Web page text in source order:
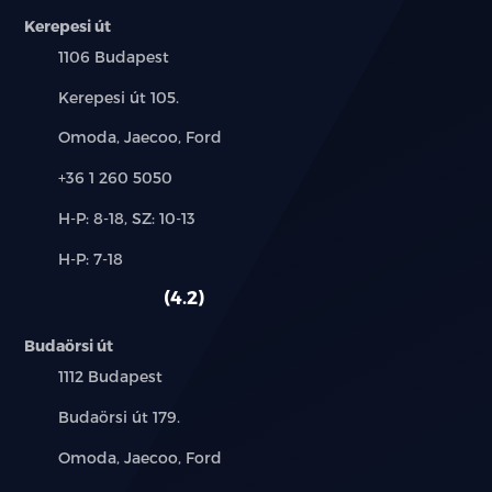
Hátsó szellőzők
Boot parcel shelf
12V-os csatlakozó
Hátsó kartámasz 2 pohártartóval
PM2.5 levegőszűrő
8.8" LCD műszerfal
Kerepesi út
Település:
1106 Budapest
Cím:
Kerepesi út 105.
Márkák:
Omoda, Jaecoo, Ford
Telefon:
+36 1 260 5050
Új-
használt
H-P: 8-18, SZ: 10-13
Alkatrész,
H-P: 7-18
4.2
Budaörsi út
Település:
1112 Budapest
Cím:
Budaörsi út 179.
Márkák:
Omoda, Jaecoo, Ford